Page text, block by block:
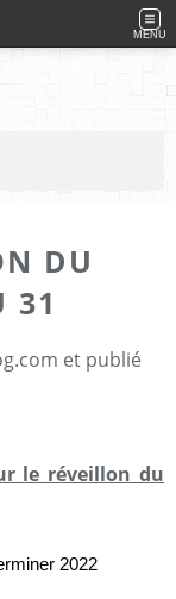
MENU
DU
31
et publié
le réveillon du
2022